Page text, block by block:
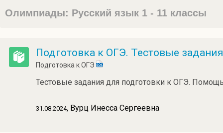
Олимпиады: Русский язык 1 - 11 классы
Подготовка к ОГЭ. Тестовые задания
Подготовка к ОГЭ
Тестовые задания для подготовки к ОГЭ.
31.08.2024, Вурц Инесса Сергеевна